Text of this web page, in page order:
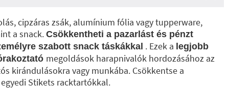
cipzáras zsák, alumínium fólia vagy tupperware,
a snack.Csökkentheti a pazarlást és pénzt
szabott snack táskákkal . Ezek a legjobb
megoldások harapnivalók hordozásához az
kirándulásokra vagy munkába. Csökkentse a
Stikets racktartókkal.